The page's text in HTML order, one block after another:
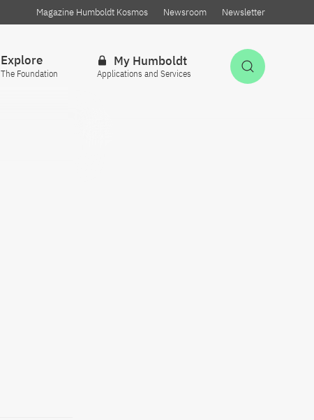
Magazine Humboldt Kosmos Newsroom Newsletter
Explore
The Foundation
My Humboldt
Applications and Services